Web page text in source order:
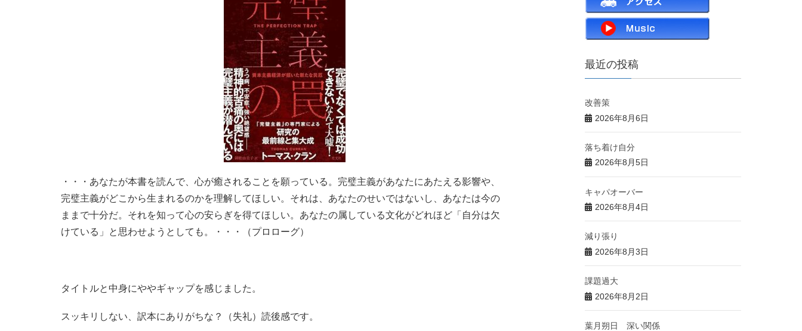
・・・あなたが本書を読んで、心が癒されることを願っている。完璧主義があなたにあたえる影響や、
完璧主義がどこから生まれるのかを理解してほしい。それは、あなたのせいではないし、あなたは今の
ままで十分だ。それを知って心の安らぎを得てほしい。あなたの属している文化がどれほど「自分は欠
けている」と思わせようとしても。・・・（プロローグ）
タイトルと中身にややギャップを感じました。
スッキリしない、訳本にありがちな？（失礼）読後感です。
最近の投稿
改善策
2026年8月6日
落ち着け自分
2026年8月5日
キャパオーバー
2026年8月4日
減り張り
2026年8月3日
課題過大
2026年8月2日
葉月朔日 深い関係